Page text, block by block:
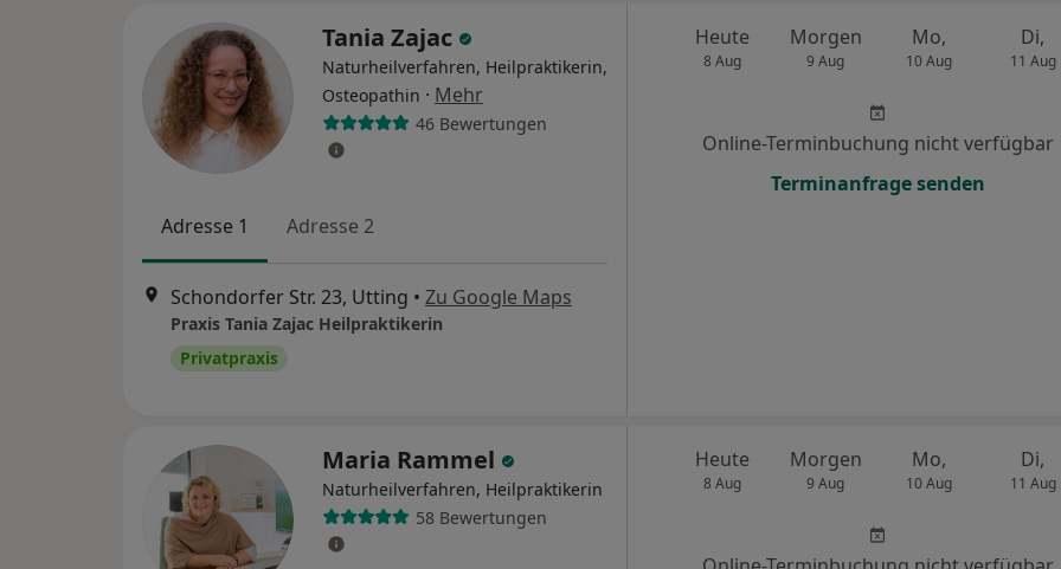
Tania Zajac
Naturheilverfahren, Heilpraktikerin,
Osteopathin · Mehr
46 Bewertungen
Adresse 1 Adresse 2
Schondorfer Str. 23, Utting • Zu Google Maps
Praxis Tania Zajac Heilpraktikerin
Privatpraxis
Heute
8 Aug
Morgen
9 Aug
Mo,
10 Aug
Di,
11 Aug
Online-Terminbuchung nicht verfügbar
Terminanfrage senden
Maria Rammel
Naturheilverfahren, Heilpraktikerin
58 Bewertungen
Heute
8 Aug
Morgen
9 Aug
Mo,
10 Aug
Di,
11 Aug